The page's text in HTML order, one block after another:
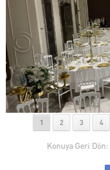
1 2 3 4
Konuya Geri Dön: